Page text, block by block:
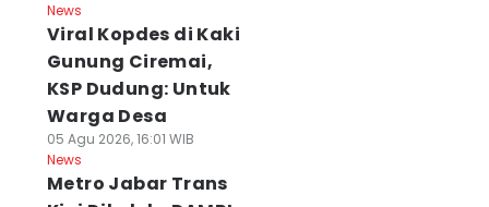
News
Viral Kopdes di Kaki
Gunung Ciremai,
KSP Dudung: Untuk
Warga Desa
05 Agu 2026, 16:01 WIB
News
Metro Jabar Trans